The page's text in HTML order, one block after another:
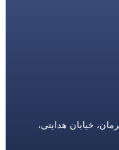
خیابان هدایتی،